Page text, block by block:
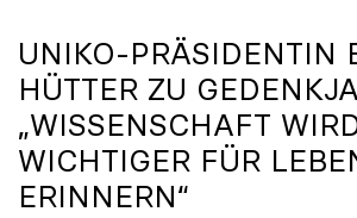
UNIKO-PRÄSIDENTIN
HÜTTER ZU
„WISSENSCHAFT
WICHTIGER FÜR
ERINNERN“